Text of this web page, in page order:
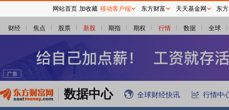
财经 焦点 股票 新股 期指 期权 行情 数据 全球
数据中心 全球财经快讯 行情中
网站首页 加收藏 移动客户端 东方财富 天天基金网 东